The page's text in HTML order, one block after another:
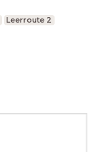
Leerroute 2